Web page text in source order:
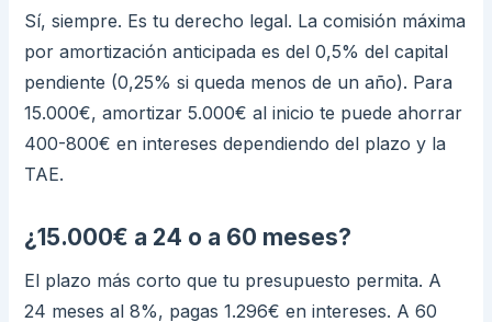
Sí, siempre. Es tu derecho legal. La comisión máxima
por amortización anticipada es del 0,5% del capital
pendiente (0,25% si queda menos de un año). Para
15.000€, amortizar 5.000€ al inicio te puede ahorrar
400-800€ en intereses dependiendo del plazo y la
TAE.
¿15.000€ a 24 o a 60 meses?
El plazo más corto que tu presupuesto permita. A
24 meses al 8%, pagas 1.296€ en intereses. A 60